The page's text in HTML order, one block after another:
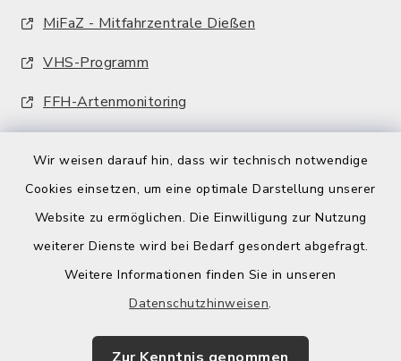
Wir weisen darauf hin, dass wir technisch notwendige
Cookies einsetzen, um eine optimale Darstellung unserer
Website zu ermöglichen. Die Einwilligung zur Nutzung
weiterer Dienste wird bei Bedarf gesondert abgefragt.
Weitere Informationen finden Sie in unseren
Datenschutzhinweisen.
MiFaZ - Mitfahrzentrale Dießen
VHS-Programm
FFH-Artenmonitoring
Barrierefreiheit